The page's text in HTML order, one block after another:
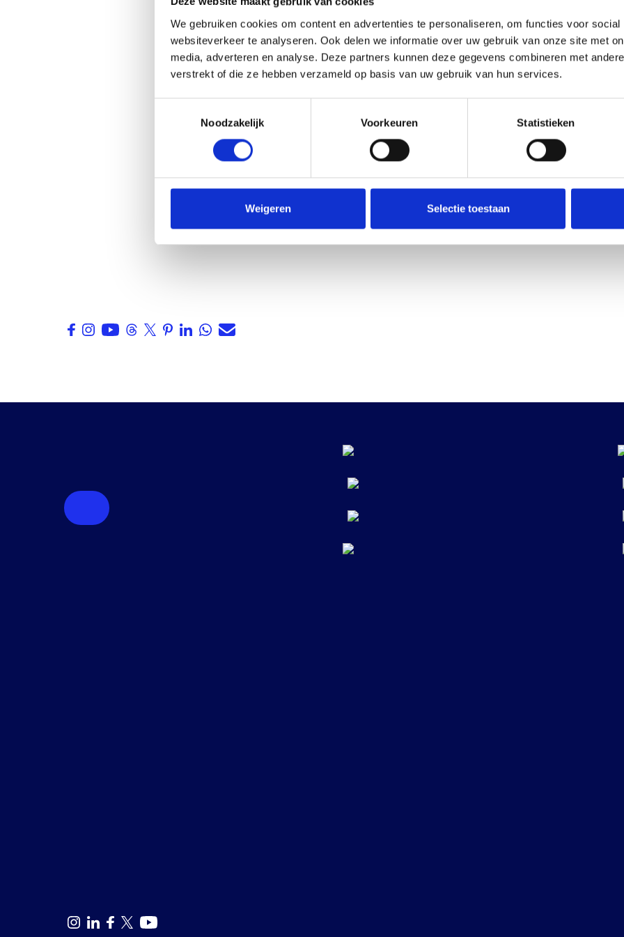
We gebruiken cookies om content en advertenties te personaliseren, om functies voor
websiteverkeer te analyseren. Ook delen we informatie over uw gebruik van onze site met
media, adverteren en analyse. Deze partners kunnen deze gegevens combineren met
verstrekt of die ze hebben verzameld op basis van uw gebruik van hun services.
Noodzakelijk
Voorkeuren Statistieken
Weigeren Selectie toestaan